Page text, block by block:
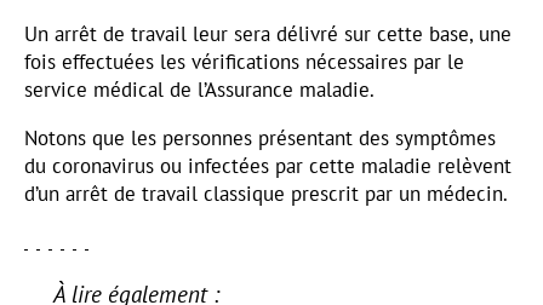
Un arrêt de travail leur sera délivré sur cette base, une
fois effectuées les vérifications nécessaires par le
service médical de l’Assurance maladie.
Notons que les personnes présentant des symptômes
du coronavirus ou infectées par cette maladie relèvent
d’un arrêt de travail classique prescrit par un médecin.
À lire également :